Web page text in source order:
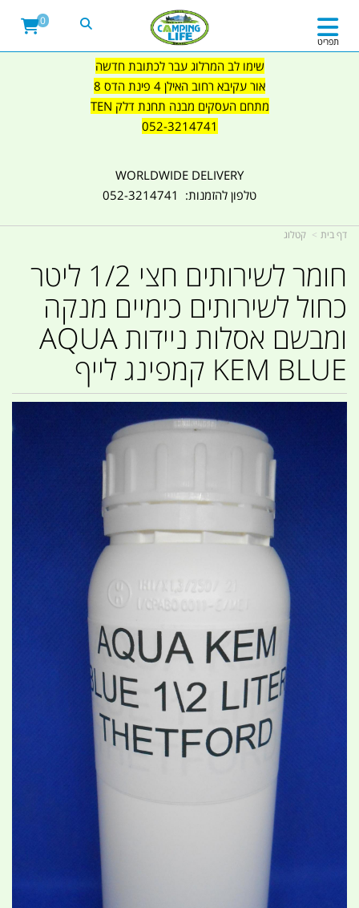
שימו לב המרלוג עבר לכתובת חדשה
אור עקיבא רחוב האילן 4 פינת הדס 8
מתחם העסקים מבנה תחנת דלק TEN
052-3214741
WORLDWIDE DELIVERY
טלפון להזמנות: 052-3214741
תפריט
0
דף בית קטלוג
חומר לשירותים חצי 1/2 ליטר
כחול לשירותים כימיים מנקה
ומבשם אסלות ניידות AQUA
KEM BLUE קמפינג לייף